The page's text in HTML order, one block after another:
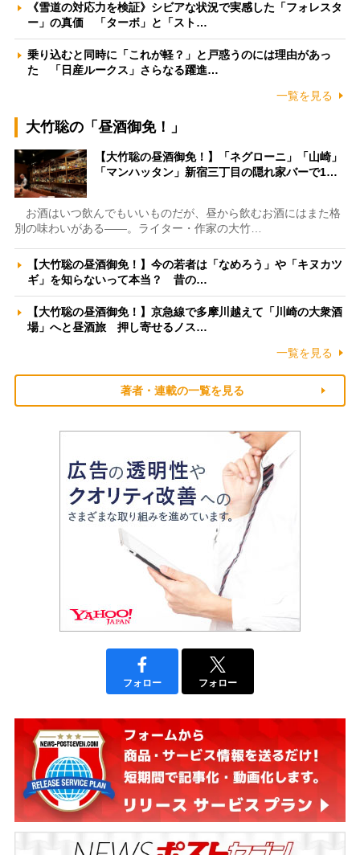
《雪道の対応力を検証》シビアな状況で実感した「フォレスタ
ー」の真価 「ターボ」と「スト…
乗り込むと同時に「これが軽？」と戸惑うのには理由があっ
た 「日産ルークス」さらなる躍進…
一覧を見る
大竹聡の「昼酒御免！」
【大竹聡の昼酒御免！】「ネグローニ」「山崎」
「マンハッタン」新宿三丁目の隠れ家バーで1…
お酒はいつ飲んでもいいものだが、昼から飲むお酒にはまた格
別の味わいがある――。ライター・作家の大竹…
【大竹聡の昼酒御免！】今の若者は「なめろう」や「キヌカツ
ギ」を知らないって本当？ 昔の…
【大竹聡の昼酒御免！】京急線で多摩川越えて「川崎の大衆酒
場」へと昼酒旅 押し寄せるノス…
一覧を見る
著者・連載の一覧を見る
フォロー フォロー